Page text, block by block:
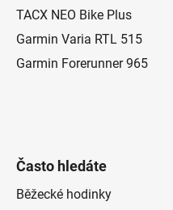
TACX NEO Bike Plus
Garmin Varia RTL 515
Garmin Forerunner 965
Často hledáte
Běžecké hodinky